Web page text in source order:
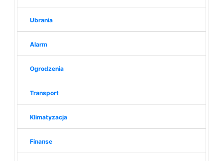
Ubrania
Alarm
Ogrodzenia
Transport
Klimatyzacja
Finanse